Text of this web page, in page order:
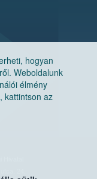
hogyan
Weboldalunk
élmény
kattintson az